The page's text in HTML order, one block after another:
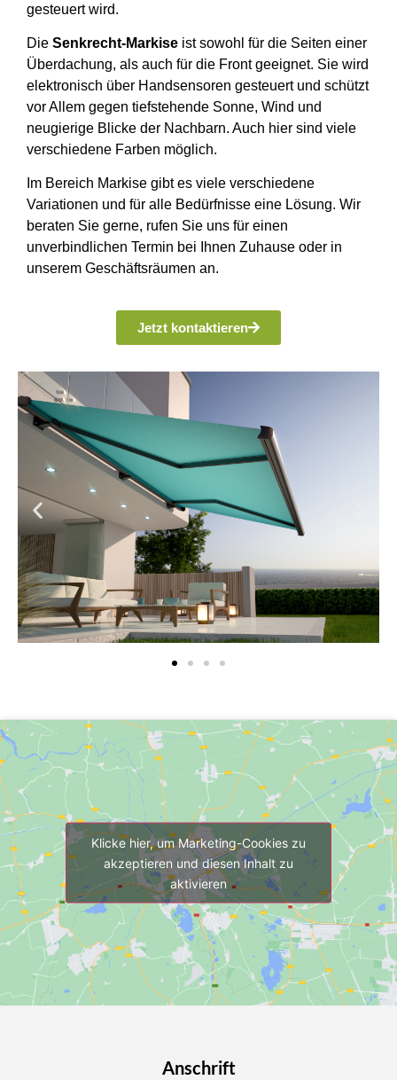
gesteuert wird.
Die Senkrecht-Markise ist sowohl für die Seiten einer
Überdachung, als auch für die Front geeignet. Sie wird
elektronisch über Handsensoren gesteuert und schützt
vor Allem gegen tiefstehende Sonne, Wind und
neugierige Blicke der Nachbarn. Auch hier sind viele
verschiedene Farben möglich.
Im Bereich Markise gibt es viele verschiedene
Variationen und für alle Bedürfnisse eine Lösung. Wir
beraten Sie gerne, rufen Sie uns für einen
unverbindlichen Termin bei Ihnen Zuhause oder in
unserem Geschäftsräumen an.
Jetzt kontaktieren
Klicke hier, um Marketing-Cookies zu
akzeptieren und diesen Inhalt zu
aktivieren
Anschrift